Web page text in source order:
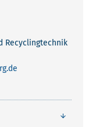
Recyclingtechnik